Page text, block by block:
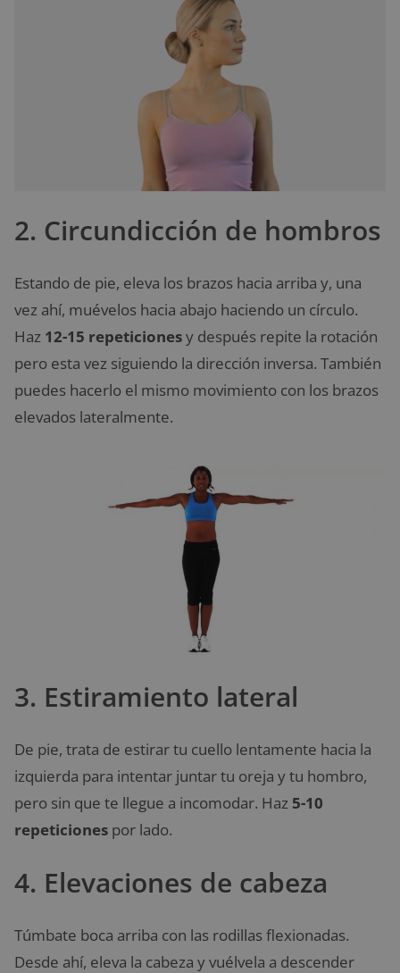
2. Circundicción de hombros
Estando de pie, eleva los brazos hacia arriba y, una
vez ahí, muévelos hacia abajo haciendo un círculo.
Haz 12-15 repeticionesy después repite la rotación
pero esta vez siguiendo la dirección inversa. También
puedes hacerlo el mismo movimiento con los brazos
elevados lateralmente.
3. Estiramiento lateral
De pie, trata de estirar tu cuello lentamente hacia la
izquierda para intentar juntar tu oreja y tu hombro,
pero sin que te llegue a incomodar. Haz 5-10
repeticiones por lado.
4. Elevaciones de cabeza
Túmbate boca arriba con las rodillas flexionadas.
Desde ahí, eleva la cabeza y vuélvela a descender